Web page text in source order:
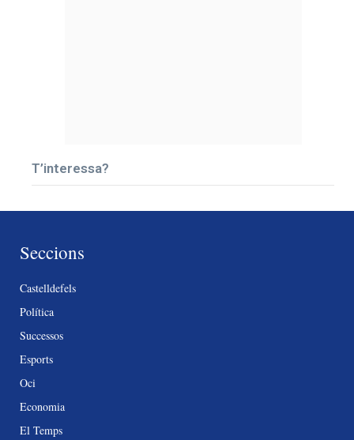
T’interessa?
Seccions
Castelldefels
Política
Successos
Esports
Oci
Economia
El Temps